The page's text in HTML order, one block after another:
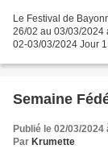
Le Festival de
26/02 au 03/03/2024
02-03/03/2024 Jour
Semaine
Publié le 02/03/2024
Par Krumette